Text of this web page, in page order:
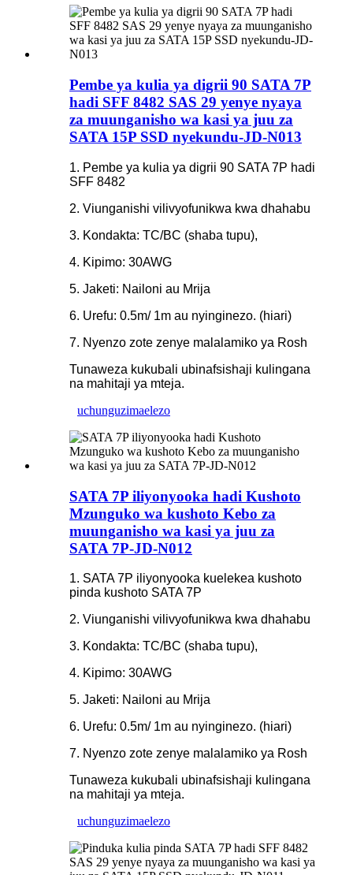
Pembe ya kulia ya digrii 90 SATA 7P
hadi SFF 8482 SAS 29 yenye nyaya
za muunganisho wa kasi ya juu za
SATA 15P SSD nyekundu-JD-N013
1. Pembe ya kulia ya digrii 90 SATA 7P hadi
SFF 8482
2. Viunganishi vilivyofunikwa kwa dhahabu
3. Kondakta: TC/BC (shaba tupu),
4. Kipimo: 30AWG
5. Jaketi: Nailoni au Mrija
6. Urefu: 0.5m/ 1m au nyinginezo. (hiari)
7. Nyenzo zote zenye malalamiko ya Rosh
Tunaweza kukubali ubinafsishaji kulingana
na mahitaji ya mteja.
uchunguzimaelezo
SATA 7P iliyonyooka hadi Kushoto
Mzunguko wa kushoto Kebo za
muunganisho wa kasi ya juu za
SATA 7P-JD-N012
1. SATA 7P iliyonyooka kuelekea kushoto
pinda kushoto SATA 7P
2. Viunganishi vilivyofunikwa kwa dhahabu
3. Kondakta: TC/BC (shaba tupu),
4. Kipimo: 30AWG
5. Jaketi: Nailoni au Mrija
6. Urefu: 0.5m/ 1m au nyinginezo. (hiari)
7. Nyenzo zote zenye malalamiko ya Rosh
Tunaweza kukubali ubinafsishaji kulingana
na mahitaji ya mteja.
uchunguzimaelezo